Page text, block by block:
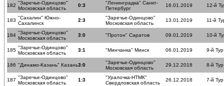
182 "Заречье-Одинцово"
Московская область
0:3
"Ленинградка" Санкт-
Петербург
16.01.2019 12-й
183 "Сахалин" Южно-
Сахалинск
2:3
"Заречье-Одинцово"
Московская область
13.01.2019 11-й
184 "Заречье-Одинцово"
Московская область
3:0 "Протон" Саратов 09.01.2019 10-й
185 "Заречье-Одинцово"
Московская область
3:1 "Минчанка" Минск 06.01.2019 9-й Тур
186 "Динамо-Казань" Казань3:0
"Заречье-Одинцово"
Московская область
29.12.2018 8-й Тур
187 "Заречье-Одинцово"
Московская область
1:3
"Уралочка-НТМК"
Свердловская область
26.12.2018 7-й Тур